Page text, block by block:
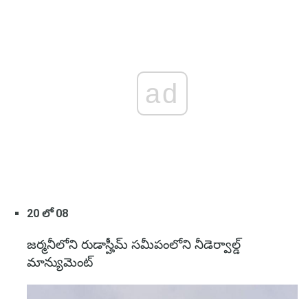
ad
20 లో 08
జర్మనీలోని రుడాస్హీమ్ సమీపంలోని నీడెర్వాల్డ్
మాన్యుమెంట్